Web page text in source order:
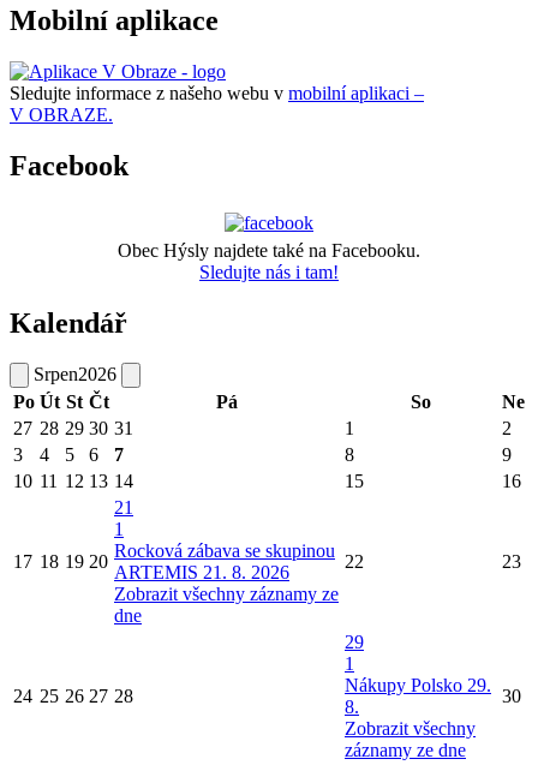
Mobilní aplikace
Sledujte informace z našeho webu v mobilní aplikaci –
V OBRAZE.
Facebook
Obec Hýsly najdete také na Facebooku.
Sledujte nás i tam!
Kalendář
Srpen2026
Po Út St Čt Pá So
Ne
27 28 29 30 31 1
2
3
4 5 6 7 8
9
10 11 12 13 14 15 16
17 18 19 20
21
1
Rocková zábava se skupinou
ARTEMIS 21. 8. 2026
Zobrazit všechny záznamy ze
dne
22 23
24 25 26 27 28
29
1
Nákupy Polsko 29.
8.
Zobrazit všechny
záznamy ze dne
30